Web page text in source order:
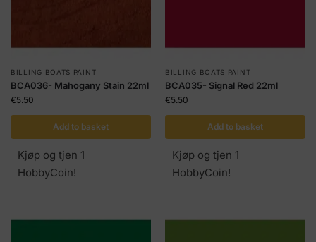
BILLING BOATS PAINT
BCA036- Mahogany Stain 22ml
€5.50
Add to basket
Kjøp og tjen 1
HobbyCoin!
BILLING BOATS PAINT
BCA035- Signal Red 22ml
€5.50
Add to basket
Kjøp og tjen 1
HobbyCoin!